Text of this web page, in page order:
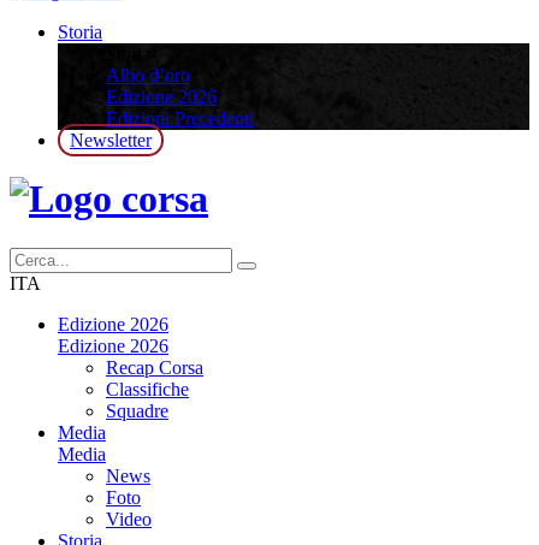
Storia
Albo d’oro
Edizione 2026
Edizioni Precedenti
Newsletter
ITA
Edizione 2026
Edizione 2026
Recap Corsa
Classifiche
Squadre
Media
Media
News
Foto
Video
Storia